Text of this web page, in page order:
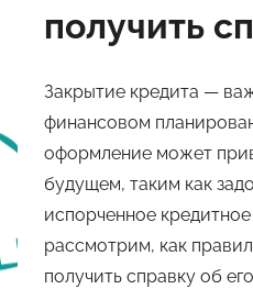
получить
Закрытие кредита —
финансовом
оформление может
будущем, таким как
испорченное
рассмотрим, как
получить справку об